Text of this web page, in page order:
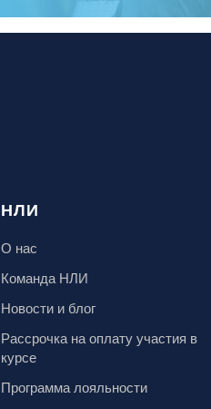
НЛИ
О нас
Команда НЛИ
Новости и блог
Рассрочка на оплату участия в
курсе
Программа лояльности